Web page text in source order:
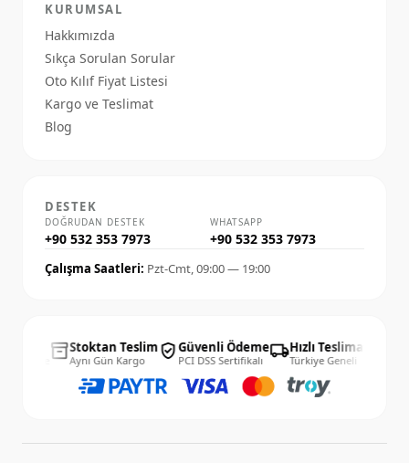
KURUMSAL
Hakkımızda
Sıkça Sorulan Sorular
Oto Kılıf Fiyat Listesi
Kargo ve Teslimat
Blog
DESTEK
DOĞRUDAN DESTEK
+90 532 353 7973
WHATSAPP
+90 532 353 7973
Çalışma Saatleri: Pzt-Cmt, 09:00 — 19:00
inventory_2Stoktan Teslim
Aynı Gün Kargo verified_userGüvenli Ödeme
PCI DSS Sertifikalı local_shippingHızlı Teslimat
Türkiye Geneli